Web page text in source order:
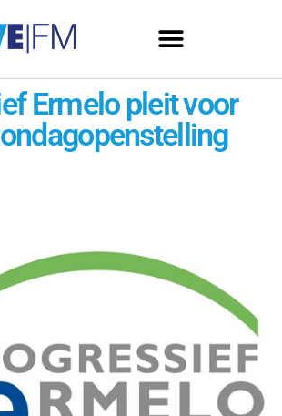
Ermelo pleit voor